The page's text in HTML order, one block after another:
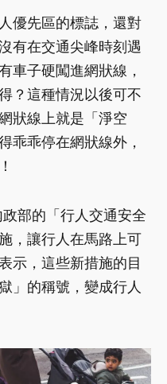
優先區的標誌，還對
有在交通尖峰時刻遇
車子硬闖進網狀線，
？這種情況以後可不
狀線上就是「淨空
乖乖停在網狀線外，
部的「行人交通安全
，讓行人在馬路上可
示，這些新措施的目
」的稱號，變成行人